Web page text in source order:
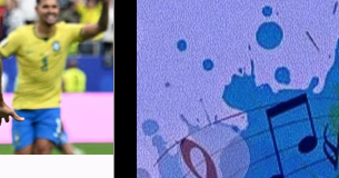
Um dos